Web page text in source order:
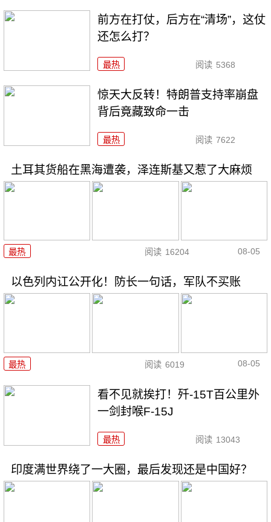
前方在打仗，后方在“清场”，这仗
还怎么打？
最热 阅读 5368
惊天大反转！特朗普支持率崩盘
背后竟藏致命一击
最热 阅读 7622
土耳其货船在黑海遭袭，泽连斯基又惹了大麻烦
最热 阅读 16204 08-05
以色列内讧公开化！防长一句话，军队不买账
最热 阅读 6019 08-05
看不见就挨打！歼-15T百公里外
一剑封喉F-15J
最热 阅读 13043
印度满世界绕了一大圈，最后发现还是中国好？